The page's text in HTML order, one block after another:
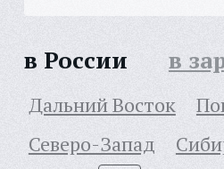
в России в
Дальний Восток
Северо-Запад